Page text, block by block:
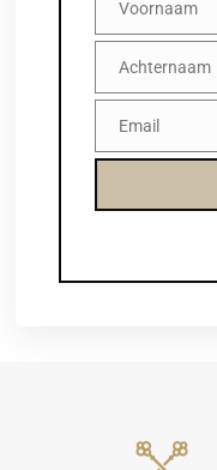
Voornaam
Voornaam
Achternaam
Achternaam
EmailEmail